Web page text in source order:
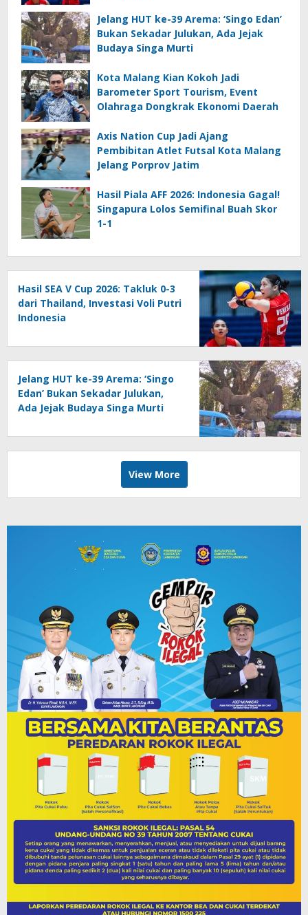
Jelang HUT ke-39 Arema: ‘Singo Edan’
Bukan Sekadar Julukan, Ada Jejak
Budaya Singa Murti
Kota Malang Kian Kokoh Jadi
Barometer Sport Tourism, Event
Olahraga Dongkrak Ekonomi Daerah
Axis Nation Cup Jadi Ajang
Pembibitan Atlet Futsal Kota Malang
Jelang Porprov Jatim
Hasil Piala AFF 2026: Indonesia Gagal!
Singapura Lolos Semifinal Buah Skor
1-1
Hasil SEA V Cup 2026: Takluk 0-3
dari Thailand, Investasi Voli Putri
Indonesia
Jelang HUT ke-39 Arema: ‘Singo
Edan’ Bukan Sekadar Julukan,
Ada Jejak Budaya Singa Murti
View More